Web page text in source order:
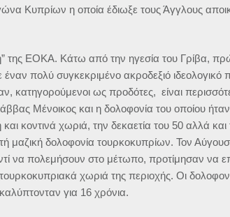
Κυπρίων η οποία έδιωξε τους Άγγλους
της ΕΟΚΑ. Κάτω από την ηγεσία του Γρίβα,
πολύ συγκεκριμένο ακροδεξιό ιδεολογικό
κατηγορούμενοι ως προδότες, είναι
Μένοικος και η δολοφονία του οποίου ήταν
κοντινά χωριά, την δεκαετία του 50 αλλά και
μαζική δολοφονία τουρκοκυπρίων. Τον
να πολεμήσουν στο μέτωπο, προτίμησαν να
χωριά της περιοχής. Οι
για 16 χρόνια.